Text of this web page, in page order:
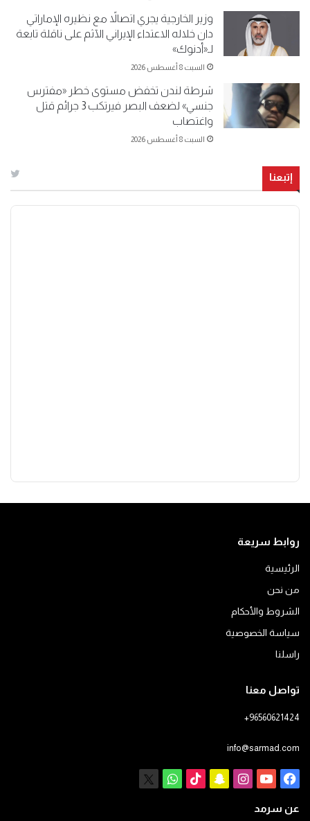
وزير الخارجية يجري اتصالاً مع نظيره الإماراتي
دان خلاله الاعتداء الإيراني الآثم على ناقلة تابعة
لـ«أدنوك»
السبت 8 أغسطس 2026
شرطة لندن تخفض مستوى خطر «مفترس
جنسي» لضعف البصر فيرتكب 3 جرائم قتل
واغتصاب
السبت 8 أغسطس 2026
إتبعنا
روابط سريعة
الرئيسية
من نحن
الشروط والأحكام
سياسة الخصوصية
راسلنا
تواصل معنا
+96560621424
info@sarmad.com
فيسبوكيوتيوبانستقرام
سناب ‫TikTokواتساب
عن سرمد